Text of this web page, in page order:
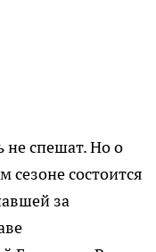
не спешат. Но о
сезоне состоится
за